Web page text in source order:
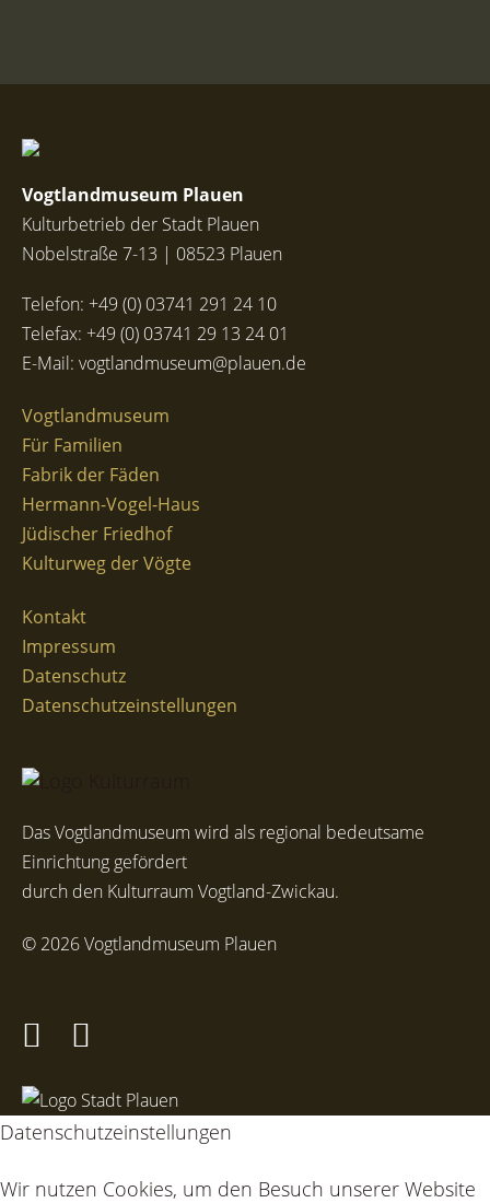
Vogtlandmuseum Plauen
Kulturbetrieb der Stadt Plauen
Nobelstraße 7-13 | 08523 Plauen
Telefon: +49 (0) 03741 291 24 10
Telefax: +49 (0) 03741 29 13 24 01
E-Mail: vogtlandmuseum@plauen.de
Vogtlandmuseum
Für Familien
Fabrik der Fäden
Hermann-Vogel-Haus
Jüdischer Friedhof
Kulturweg der Vögte
Kontakt
Impressum
Datenschutz
Datenschutzeinstellungen
Das Vogtlandmuseum wird als regional bedeutsame
Einrichtung gefördert
durch den Kulturraum Vogtland-Zwickau.
© 2026 Vogtlandmuseum Plauen
Datenschutzeinstellungen
Wir nutzen Cookies, um den Besuch unserer Website